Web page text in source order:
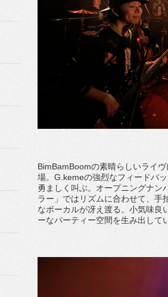
BimBamBoomの素晴らしいライ
場。G.kemeの強烈なフィードバ
勇ましく叫ぶ。オープニングナン
ラー」ではリズムに合わせて、手
なボーカルが冴え渡る。小気味良
ーなパーティー空間を生み出して